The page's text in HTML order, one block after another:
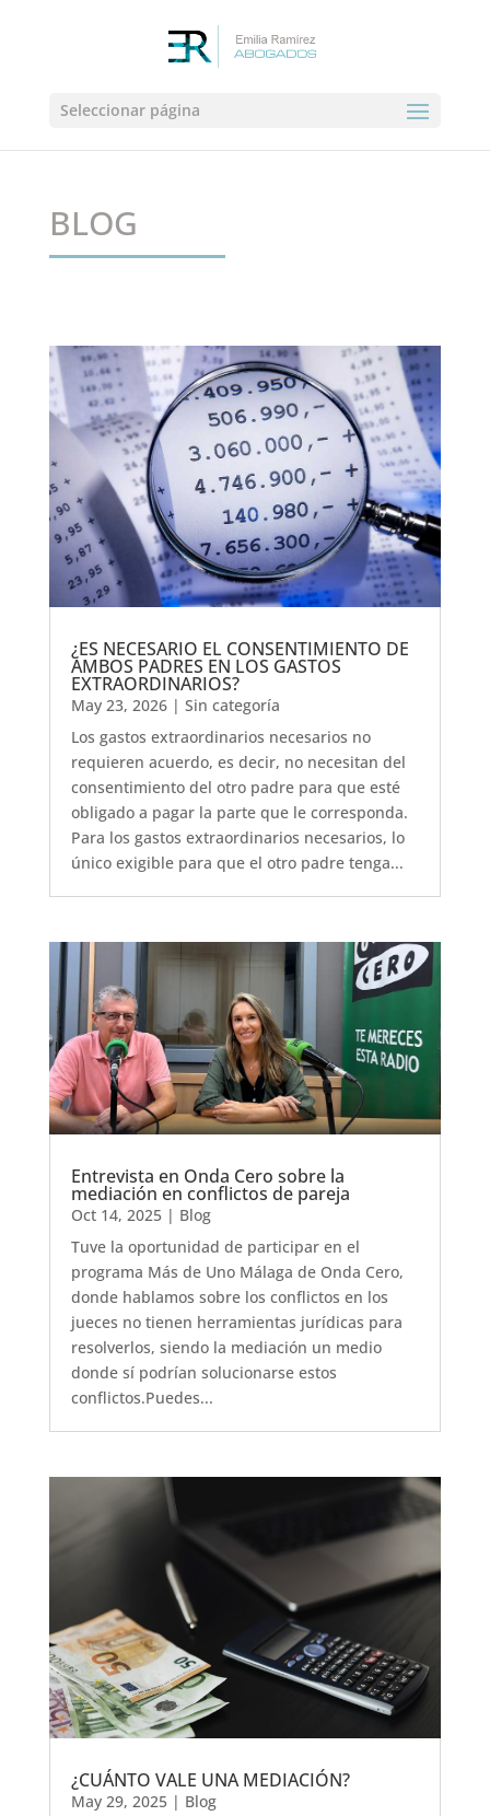
Seleccionar página
BLOG
¿ES NECESARIO EL CONSENTIMIENTO DE
AMBOS PADRES EN LOS GASTOS
EXTRAORDINARIOS?
May 23, 2026| Sin categoría
Los gastos extraordinarios necesarios no
requieren acuerdo, es decir, no necesitan del
consentimiento del otro padre para que esté
obligado a pagar la parte que le corresponda.
Para los gastos extraordinarios necesarios, lo
único exigible para que el otro padre tenga...
Entrevista en Onda Cero sobre la
mediación en conflictos de pareja
Oct 14, 2025| Blog
Tuve la oportunidad de participar en el
programa Más de Uno Málaga de Onda Cero,
donde hablamos sobre los conflictos en los
jueces no tienen herramientas jurídicas para
resolverlos, siendo la mediación un medio
donde sí podrían solucionarse estos
conflictos.Puedes...
¿CUÁNTO VALE UNA MEDIACIÓN?
May 29, 2025| Blog